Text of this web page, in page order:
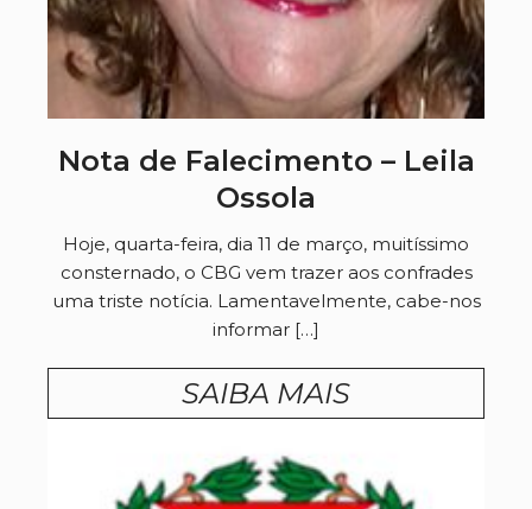
Nota de Falecimento – Leila
Ossola
Hoje, quarta-feira, dia 11 de março, muitíssimo
consternado, o CBG vem trazer aos confrades
uma triste notícia. Lamentavelmente, cabe-nos
informar […]
SAIBA MAIS